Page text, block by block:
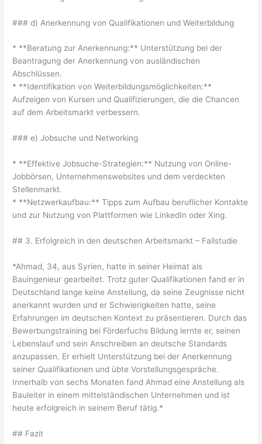
### d) Anerkennung von Qualifikationen und Weiterbildung
* **Beratung zur Anerkennung:** Unterstützung bei der
Beantragung der Anerkennung von ausländischen
Abschlüssen.
* **Identifikation von Weiterbildungsmöglichkeiten:**
Aufzeigen von Kursen und Qualifizierungen, die die Chancen
auf dem Arbeitsmarkt verbessern.
### e) Jobsuche und Networking
* **Effektive Jobsuche-Strategien:** Nutzung von Online-
Jobbörsen, Unternehmenswebsites und dem verdeckten
Stellenmarkt.
* **Netzwerkaufbau:** Tipps zum Aufbau beruflicher Kontakte
und zur Nutzung von Plattformen wie LinkedIn oder Xing.
## 3. Erfolgreich in den deutschen Arbeitsmarkt – Fallstudie
*Ahmad, 34, aus Syrien, hatte in seiner Heimat als
Bauingenieur gearbeitet. Trotz guter Qualifikationen fand er in
Deutschland lange keine Anstellung, da seine Zeugnisse nicht
anerkannt wurden und er Schwierigkeiten hatte, seine
Erfahrungen im deutschen Kontext zu präsentieren. Durch das
Bewerbungstraining bei Förderfuchs Bildung lernte er, seinen
Lebenslauf und sein Anschreiben an deutsche Standards
anzupassen. Er erhielt Unterstützung bei der Anerkennung
seiner Qualifikationen und übte Vorstellungsgespräche.
Innerhalb von sechs Monaten fand Ahmad eine Anstellung als
Bauleiter in einem mittelständischen Unternehmen und ist
heute erfolgreich in seinem Beruf tätig.*
## Fazit